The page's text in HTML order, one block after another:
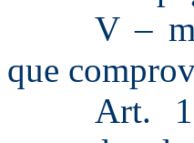
V –
que
Art.